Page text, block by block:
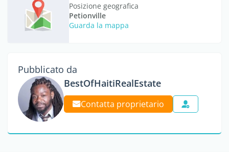
Posizione geografica
Petionville
Guarda la mappa
Pubblicato da
BestOfHaitiRealEstate
Contatta proprietario